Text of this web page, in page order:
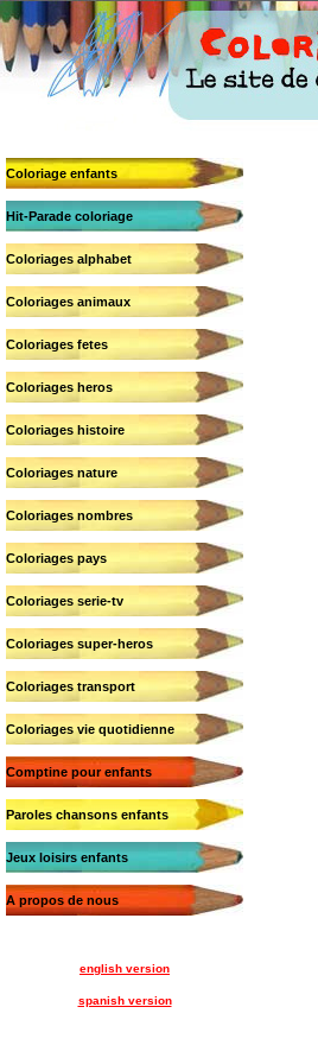
Coloriage enfants
Hit-Parade coloriage
Coloriages alphabet
Coloriages animaux
Coloriages fetes
Coloriages heros
Coloriages histoire
Coloriages nature
Coloriages nombres
Coloriages pays
Coloriages serie-tv
Coloriages super-heros
Coloriages transport
Coloriages vie quotidienne
Comptine pour enfants
Paroles chansons enfants
Jeux loisirs enfants
A propos de nous
english version
spanish version